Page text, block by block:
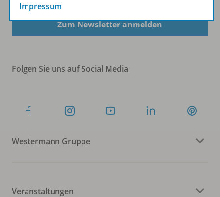
Zum Newsletter anmelden
Folgen Sie uns auf Social Media
Westermann Gruppe
Veranstaltungen
Impressum